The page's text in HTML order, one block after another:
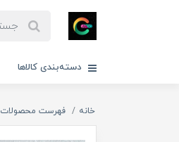
دسته‌بندی کالاها
خانه فهرست محصولات